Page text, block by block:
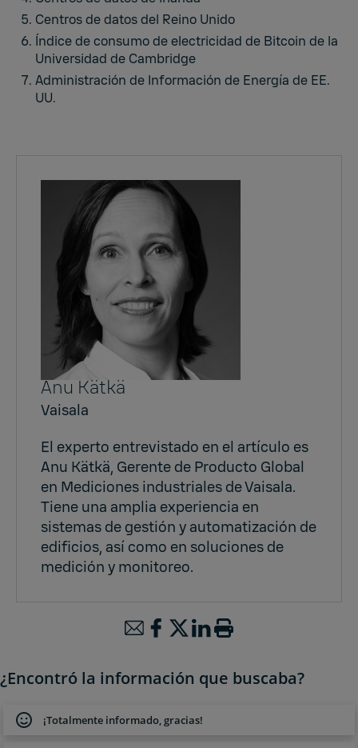
Centros de datos del Reino Unido
Índice de consumo de electricidad de Bitcoin de la
Universidad de Cambridge
Administración de Información de Energía de EE.
UU.
Anu Kätkä
Vaisala
El experto entrevistado en el artículo es
Anu Kätkä, Gerente de Producto Global
en Mediciones industriales de Vaisala.
Tiene una amplia experiencia en
sistemas de gestión y automatización de
edificios, así como en soluciones de
medición y monitoreo.
¿Encontró la información que buscaba?
¡Totalmente informado, gracias!